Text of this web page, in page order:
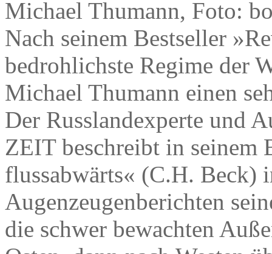
Michael Thumann, Foto:
Nach seinem Bestseller
bedrohlichste Regime der
Michael Thumann einen
Der Russlandexperte und
ZEIT beschreibt in seinem
flussabwärts« (C.H. Beck)
Augenzeugenberichten
die schwer bewachten